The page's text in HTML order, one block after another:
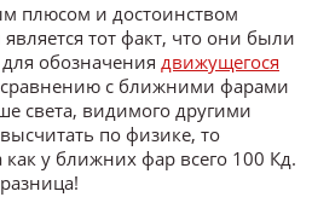
плюсом и достоинством
тот факт, что они были
обозначения движущегося
с ближними фарами
света, видимого другими
по физике, то
как у ближних фар всего 100 Кд.